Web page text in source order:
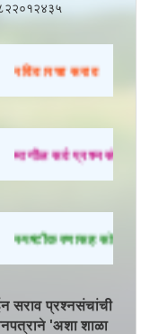
रविवारचा सराव
मागील सर्व प्रश्नसंच
स्पष्टीकरणासह सोडवलेले
सराव प्रश्नसंचांची
'अशा शाळा